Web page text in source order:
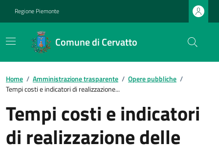
Regione Piemonte
Comune di Cervatto
Home / Amministrazione trasparente / Opere pubbliche /
Tempi costi e indicatori di realizzazione...
Tempi costi e indicatori
di realizzazione delle